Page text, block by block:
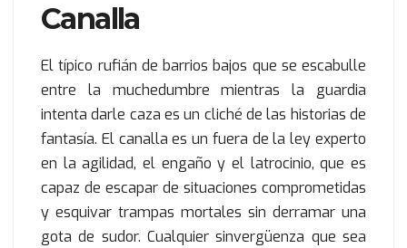
Canalla
El típico rufián de barrios bajos que se escabulle
entre la muchedumbre mientras la guardia
intenta darle caza es un cliché de las historias de
fantasía. El canalla es un fuera de la ley experto
en la agilidad, el engaño y el latrocinio, que es
capaz de escapar de situaciones comprometidas
y esquivar trampas mortales sin derramar una
gota de sudor. Cualquier sinvergüenza que sea